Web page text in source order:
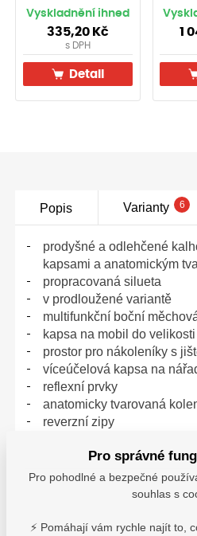
Vyskladnění ihned
335,20 Kč
s DPH
Detail
1
Popis Varianty 6
prodyšné a odlehčené
kapsami a anatomickým
propracovaná silueta
v prodloužené variantě
multifunkční boční
kapsa na mobil do velikosti
prostor pro nákoleníky s
víceúčelová kapsa na
reflexní prvky
anatomicky tvarovaná
reverzní zipy
teplotách
materiál:
65% polyester,
velikosti:
S-3XL
Pro správné
Pro pohodlné a bezpečné
souhlas s
⚡ Pomáhají vám rychle najít to,